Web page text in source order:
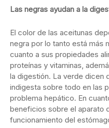
Las negras ayudan a la
El color de las aceitunas
negra por lo tanto está más
cuanto a sus propiedades
proteínas y vitaminas,
la digestión. La verde dicen
indigesta sobre todo en las
problema hepático. En
beneficios sobre el aparato
funcionamiento del